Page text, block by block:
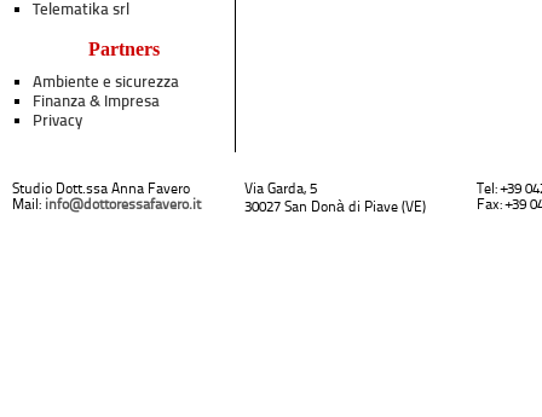
Telematika srl
Partners
Ambiente e sicurezza
Finanza & Impresa
Privacy
Studio Dott.ssa Anna Favero
Mail: info@dottoressafavero.it
Via Garda, 5
30027 San Donà di Piave (VE)
Tel: +39
Fax: +39